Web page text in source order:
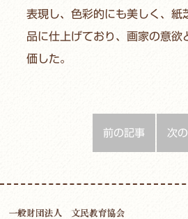
表現し、色彩的にも美しく、紙
品に仕上げており、画家の意欲
価した。
前の記事 次